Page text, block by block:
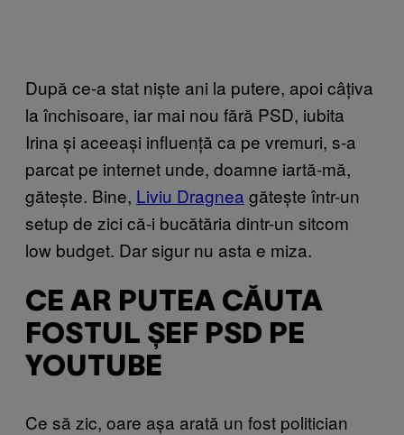
După ce-a stat niște ani la putere, apoi câțiva
la închisoare, iar mai nou fără PSD, iubita
Irina și aceeași influență ca pe vremuri, s-a
parcat pe internet unde, doamne iartă-mă,
gătește. Bine, Liviu Dragnea gătește într-un
setup de zici că-i bucătăria dintr-un sitcom
low budget. Dar sigur nu asta e miza.
CE AR PUTEA CĂUTA
FOSTUL ȘEF PSD PE
YOUTUBE
Ce să zic, oare așa arată un fost politician